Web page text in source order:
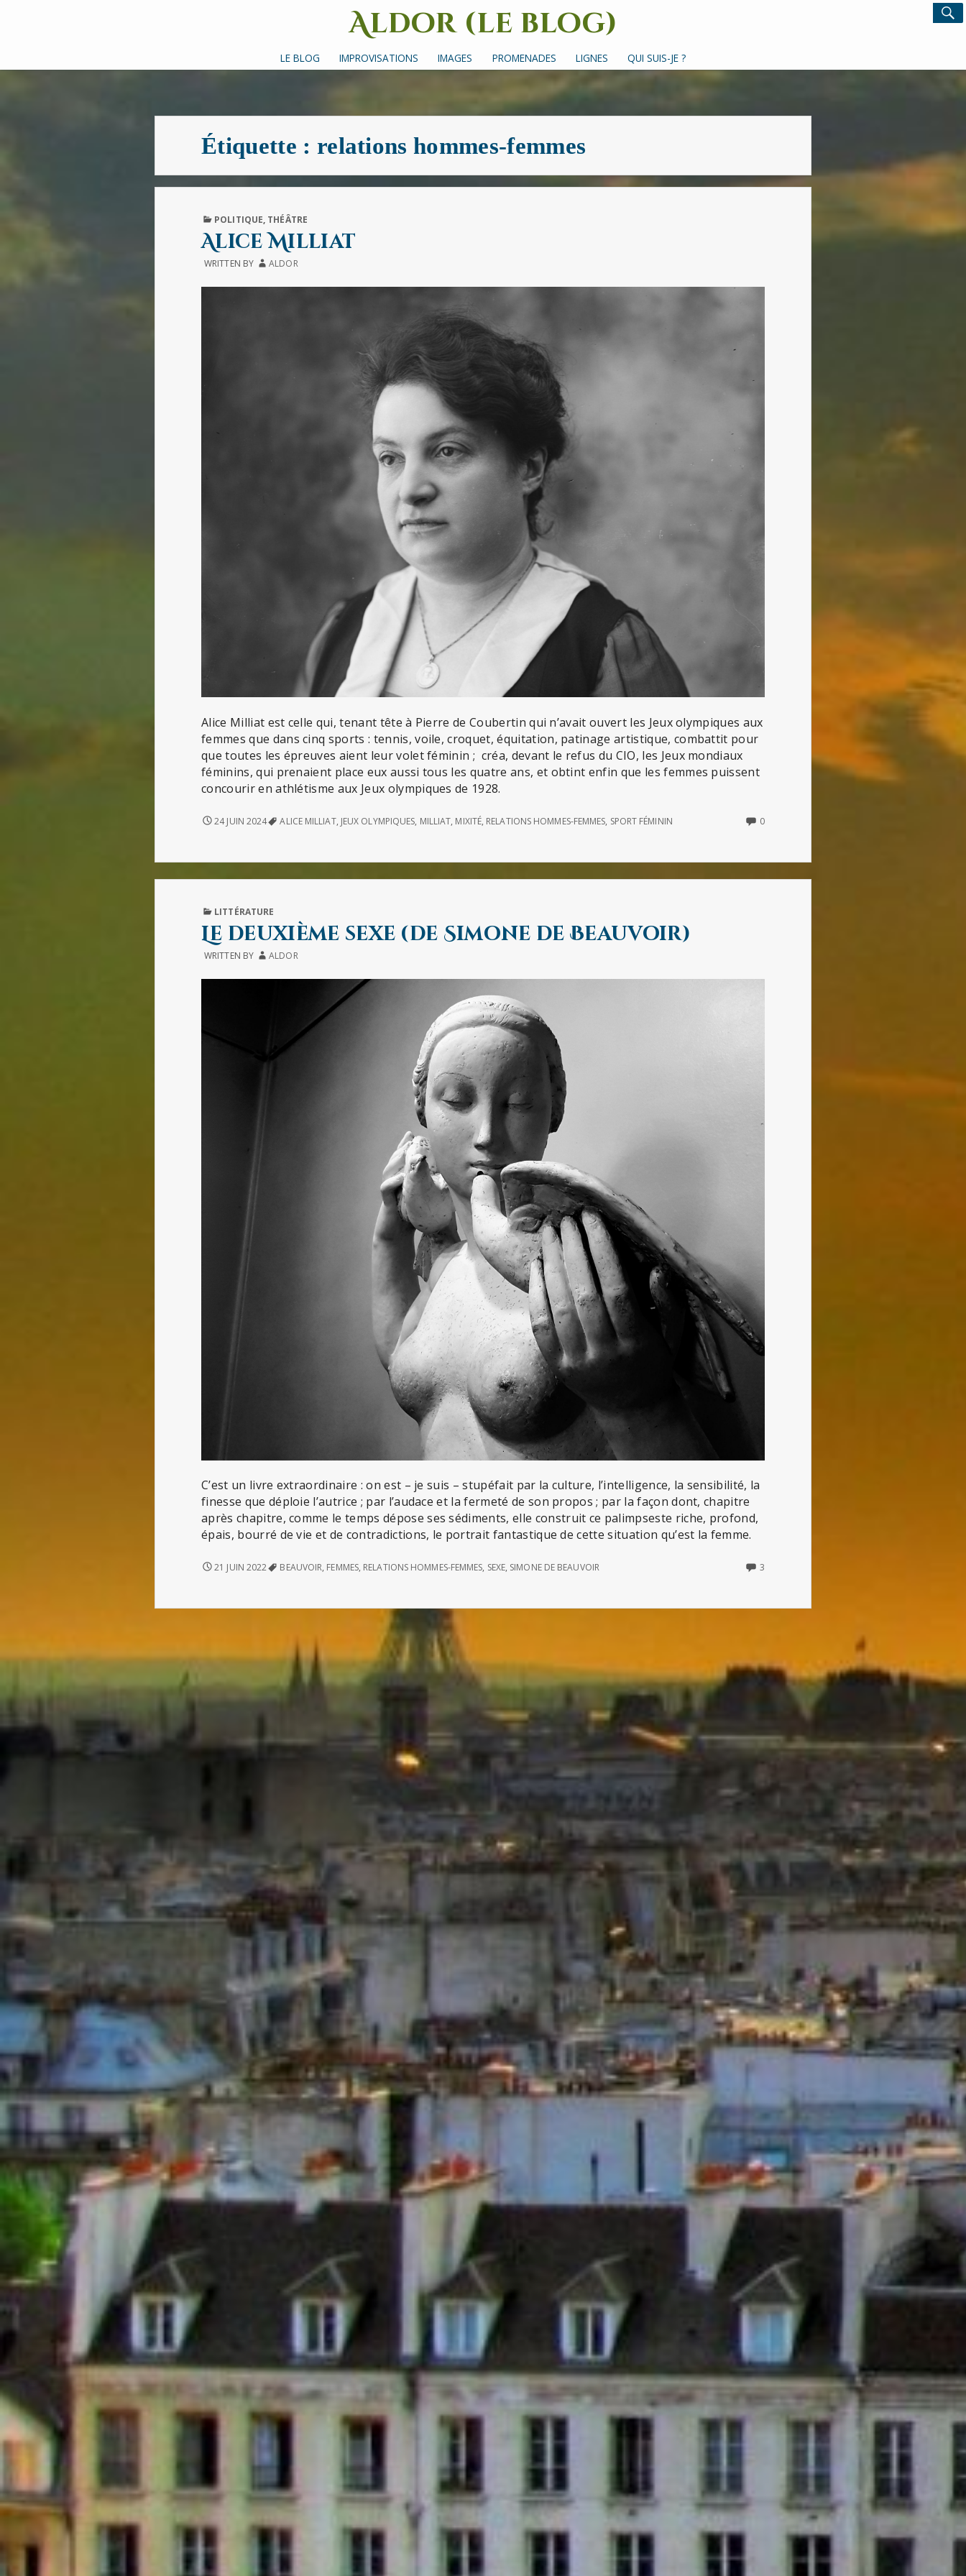
Aldor (le blog)
Un site avec des mots, des images et des sons
LE BLOG IMPROVISATIONS IMAGES PROMENADES LIGNES QUI SUIS-JE ?
Search
for:
Étiquette : relations hommes-femmes
PUBLISHED
POLITIQUE, THÉÂTRE
Alice Milliat
WRITTEN BY ALDOR
Alice Milliat est celle qui, tenant tête à Pierre de Coubertin qui n’avait ouvert les Jeux olympiques aux
femmes que dans cinq sports : tennis, voile, croquet, équitation, patinage artistique, combattit pour
que toutes les épreuves aient leur volet féminin ; créa, devant le refus du CIO, les Jeux mondiaux
féminins, qui prenaient place eux aussi tous les quatre ans, et obtint enfin que les femmes puissent
concourir en athlétisme aux Jeux olympiques de 1928.
ALICE
24 JUIN 2024 ALICE MILLIAT, JEUX OLYMPIQUES, MILLIAT, MIXITÉ, RELATIONS HOMMES-FEMMES, SPORT FÉMININ 0NO
PUBLISHED
LITTÉRATURE
Le deuxième sexe (de Simone de Beauvoir)
WRITTEN BY ALDOR
C’est un livre extraordinaire : on est – je suis – stupéfait par la culture, l’intelligence, la sensibilité, la
finesse que déploie l’autrice ; par l’audace et la fermeté de son propos ; par la façon dont, chapitre
après chapitre, comme le temps dépose ses sédiments, elle construit ce palimpseste riche, profond,
épais, bourré de vie et de contradictions, le portrait fantastique de cette situation qu’est la femme.
LE
21 JUIN 2022 BEAUVOIR, FEMMES, RELATIONS HOMMES-FEMMES, SEXE, SIMONE DE BEAUVOIR 33
DE
BEAUVOIR)